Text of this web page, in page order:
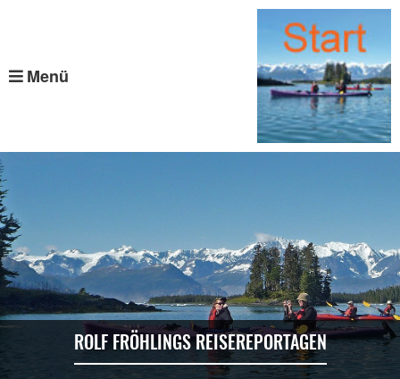
Menü
ROLF FRÖHLINGS REISEREPORTAGEN